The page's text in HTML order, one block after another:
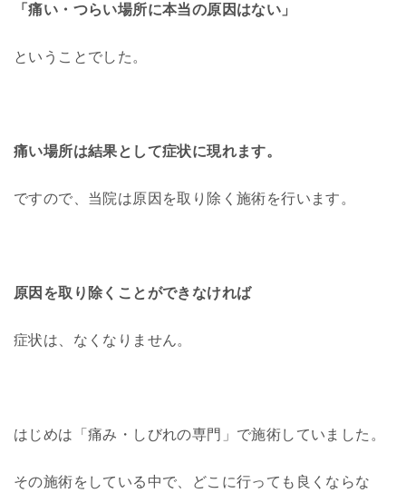
「痛い・つらい場所に本当の原因はない」
ということでした。
痛い場所は結果として症状に現れます。
ですので、当院は原因を取り除く 施術を行います。
原因を取り除くことができなければ
症状は、なくなりません。
はじめは「痛み・しびれの専門」で施術していました。
その施術をしている中で、どこに行っても良くならな